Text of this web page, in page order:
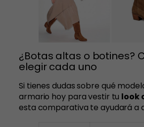
¿Botas altas o botines?
elegir cada uno
Si tienes dudas sobre qué
armario hoy para vestir tu look
esta comparativa te ayudará a